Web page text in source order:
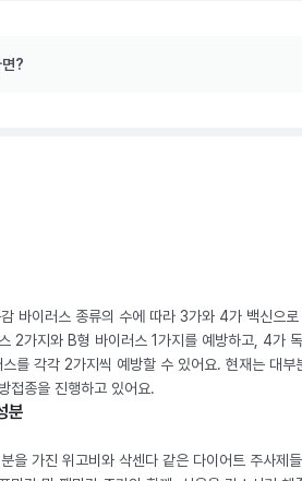
?
바이러스 종류의 수에 따라 3가와 4가 백신으로
2가지와 B형 바이러스 1가지를 예방하고, 4가
를 각각 2가지씩 예방할 수 있어요. 현재는 대부
접종을 진행하고 있어요.
분
을 가진 위고비와 삭센다 같은 다이어트 주사제